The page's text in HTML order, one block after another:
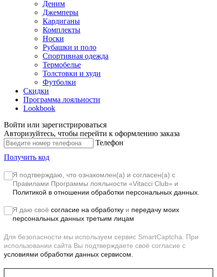
Деним
Джемперы
Кардиганы
Комплекты
Носки
Рубашки и поло
Спортивная одежда
Термобелье
Толстовки и худи
Футболки
Скидки
Программа лояльности
Lookbook
Войти или зарегистрироваться
Авторизуйтесь, чтобы перейти к оформлению заказа
Телефон
Получить код
Я подтверждаю, что ознакомлен(а) и согласен(а) с
Правилами Программы лояльности «Vitacci Club» и
Политикой в отношении обработки персональных данных.
Я даю своё согласие на обработку и передачу моих
персональных данных третьим лицам
Для безопасности мы используем сервис SmartCaptcha. При
использовании сайта Вы подтверждаете своё согласие с
условиями обработки данных сервисом.